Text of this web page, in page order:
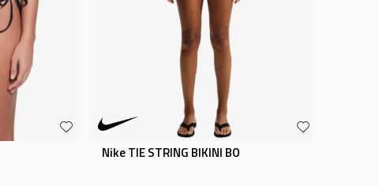
Nike TIE STRING BIKINI BO